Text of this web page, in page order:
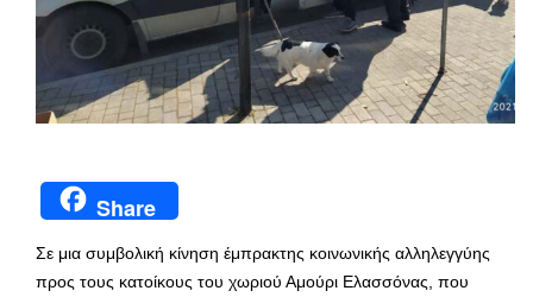
Share
Σε μια συμβολική κίνηση έμπρακτης κοινωνικής αλληλεγγύης
προς τους κατοίκους του χωριού Αμούρι Ελασσόνας, που